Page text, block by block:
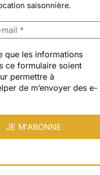
saisonnière.
que les informations
ce formulaire soient
permettre à
de m’envoyer des e-